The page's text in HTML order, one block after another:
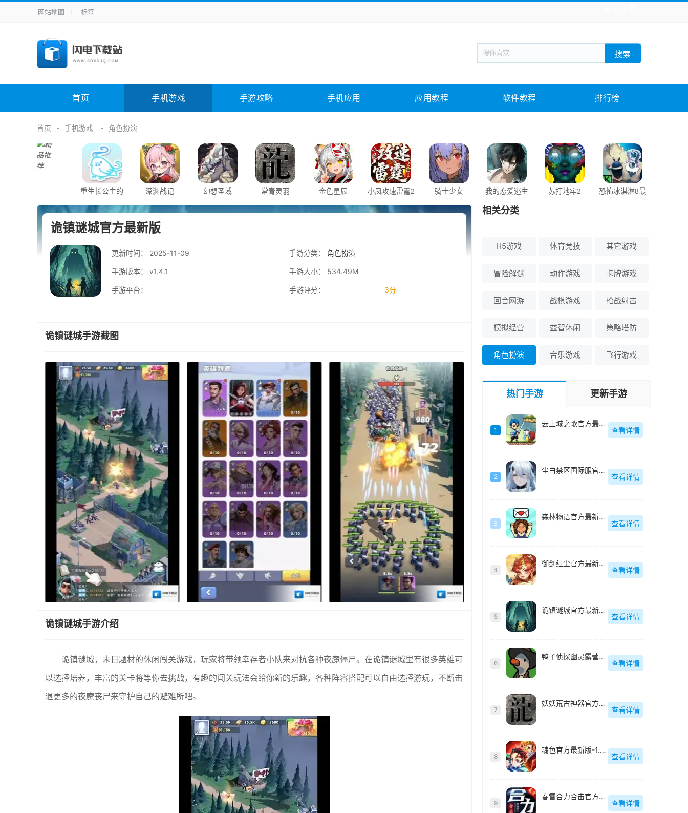
手机应用 新闻阅读 旅游出行 生活实用
手机游戏 H5游戏 回合网游 战棋游戏 枪战射击
电脑软件 其它类别 图形软件 安全相关 应用软件 影音软件 插件下载 教育教学 游戏娱乐 系统软件 素材下载
未分类 综合其它
网站地图 标签
搜索
首页 手机游戏 手游攻略 手机应用 应用教程 软件教程 排行榜
首页 手机游戏 角色扮演
重生长公主的
深渊战记 幻想圣域 常青灵羽 金色星辰
小凤攻速雷霆2
骑士少女
我的恋爱逃生
苏打地牢2
恐怖冰淇淋8最
诡镇谜城官方最新版
更新时间： 2025-11-09 手游分类： 角色扮演
手游版本： v1.4.1 手游大小： 534.49M
手游平台： 手游评分： 3分
诡镇谜城手游截图
诡镇谜城手游介绍
诡镇谜城，末日题材的休闲闯关游戏，玩家将带领幸存者小队来对抗各种夜魔僵尸。在诡镇谜城里有很多英雄可
以选择培养，丰富的关卡将等你去挑战，有趣的闯关玩法会给你新的乐趣，各种阵容搭配可以自由选择游玩，不断击
退更多的夜魔丧尸来守护自己的避难所吧。
相关分类
H5游戏 体育竞技 其它游戏
冒险解谜 动作游戏 卡牌游戏
回合网游 战棋游戏 枪战射击
模拟经营 益智休闲 策略塔防
角色扮演 音乐游戏 飞行游戏
热门手游 更新手游
1
云上城之歌官方最新版-10.79
查看详情
2
尘白禁区国际服官方最新版-v2.8.0.70
查看详情
3
森林物语官方最新版-v1.7.5
查看详情
4
御剑红尘官方最新版-1.0.48
查看详情
5
诡镇谜城官方最新版-v1.4.1
查看详情
6
鸭子侦探幽灵露营官方最新版-v2.3.25
查看详情
7
妖妖荒古神器官方最新版-v4.7.2
查看详情
8
魂色官方最新版-1.0.02
查看详情
9
春雪合力合击官方最新版-v4.6.9
查看详情